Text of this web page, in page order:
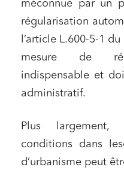
méconnue par un
régularisation
l’article L.600-5-1
mesure de
indispensable et
administratif.
Plus largement,
conditions dans
d’urbanisme peut